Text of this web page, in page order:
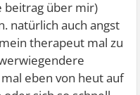
Ursprungs
beitrag über mir)
natürlich auch angst
therapeut mal zu
eben von heut auf